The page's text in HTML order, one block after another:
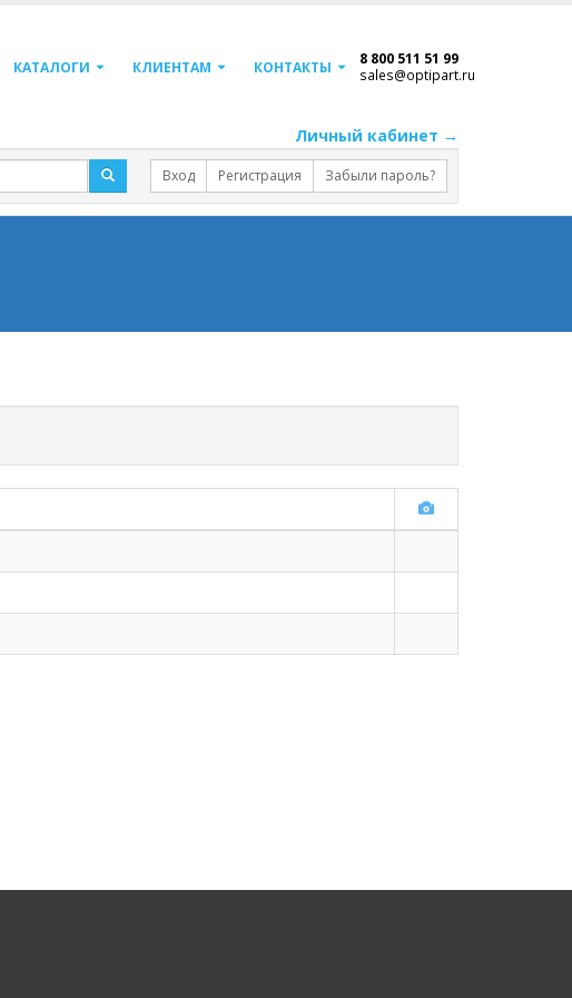
КАТАЛОГИ КЛИЕНТАМ КОНТАКТЫ 8 800 511 51 99
sales@optipart.ru
Личный кабинет →
Вход Регистрация Забыли пароль?